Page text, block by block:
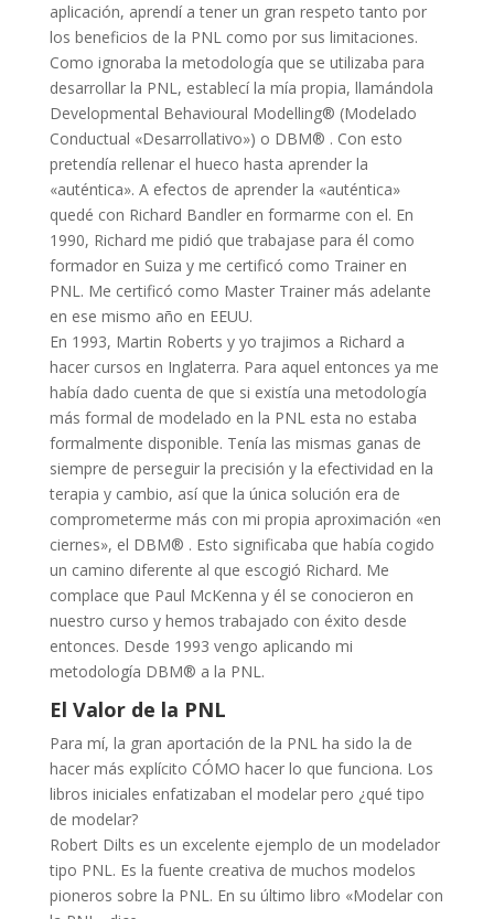
aplicación, aprendí a tener un gran respeto tanto por
los beneficios de la PNL como por sus limitaciones.
Como ignoraba la metodología que se utilizaba para
desarrollar la PNL, establecí la mía propia, llamándola
Developmental Behavioural Modelling® (Modelado
Conductual «Desarrollativo») o DBM® . Con esto
pretendía rellenar el hueco hasta aprender la
«auténtica». A efectos de aprender la «auténtica»
quedé con Richard Bandler en formarme con el. En
1990, Richard me pidió que trabajase para él como
formador en Suiza y me certificó como Trainer en
PNL. Me certificó como Master Trainer más adelante
en ese mismo año en EEUU.
En 1993, Martin Roberts y yo trajimos a Richard a
hacer cursos en Inglaterra. Para aquel entonces ya me
había dado cuenta de que si existía una metodología
más formal de modelado en la PNL esta no estaba
formalmente disponible. Tenía las mismas ganas de
siempre de perseguir la precisión y la efectividad en la
terapia y cambio, así que la única solución era de
comprometerme más con mi propia aproximación «en
ciernes», el DBM® . Esto significaba que había cogido
un camino diferente al que escogió Richard. Me
complace que Paul McKenna y él se conocieron en
nuestro curso y hemos trabajado con éxito desde
entonces. Desde 1993 vengo aplicando mi
metodología DBM® a la PNL.
El Valor de la PNL
Para mí, la gran aportación de la PNL ha sido la de
hacer más explícito CÓMO hacer lo que funciona. Los
libros iniciales enfatizaban el modelar pero ¿qué tipo
de modelar?
Robert Dilts es un excelente ejemplo de un modelador
tipo PNL. Es la fuente creativa de muchos modelos
pioneros sobre la PNL. En su último libro «Modelar con